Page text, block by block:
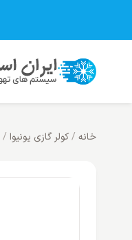
خانه /کولر گازی یونیوا /